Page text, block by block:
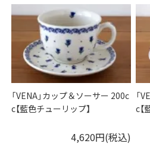
「VENA」カップ＆ソーサー 200c
c【藍色チューリップ】
4,620円(税込)
「
c【